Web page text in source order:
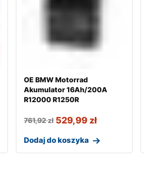
OE BMW Motorrad
Akumulator 16Ah/200A
R12000 R1250R
761,92zł 529,99 zł
Dodaj do koszyka